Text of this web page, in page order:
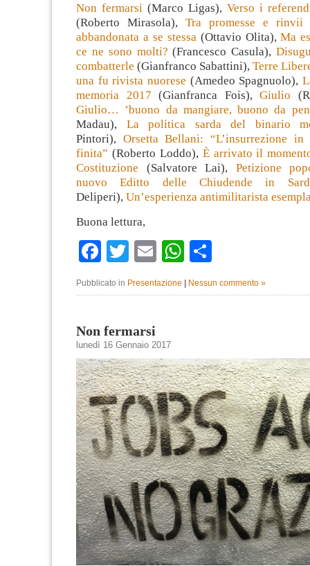
Non fermarsi (Marco Ligas), Verso i
(Roberto Mirasola), Tra promesse e rinvii
abbandonata a se stessa (Ottavio Olita),Ma
ce ne sono molti? (Francesco Casula),
combatterle (Gianfranco Sabattini), Terre
una fu rivista nuorese (Amedeo Spagnuolo),
memoria 2017 (Gianfranca Fois),Giulio
Giulio… ’buono da mangiare, buono da
Madau), La politica sarda del binario
Pintori), Orsetta Bellani: “L’insurrezione
finita” (Roberto Loddo), È arrivato il
Costituzione (Salvatore Lai), Petizione
nuovo Editto delle Chiudende in
Deliperi), Un’esperienza antimilitarista
Buona lettura,
Facebook
TwitterEmailWhatsApp
Pubblicato in Presentazione Nessun commento »
Non fermarsi
lunedì 16 Gennaio 2017